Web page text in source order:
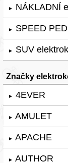
► NÁKLADNÍ
► SPEED
► SUV
Značky
► 4EVER
► AMULET
► APACHE
► AUTHOR